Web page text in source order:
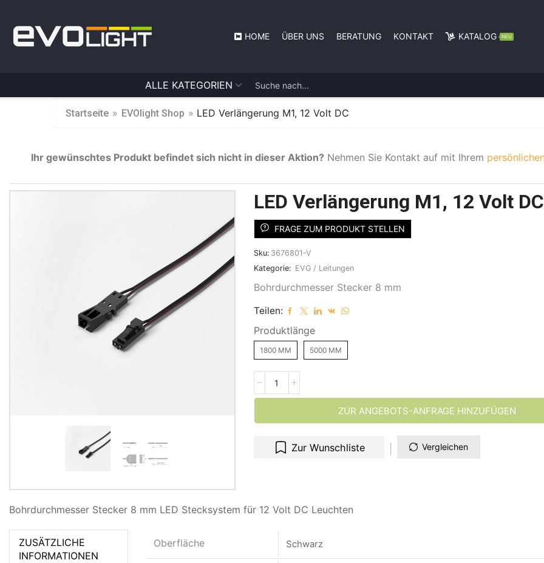
HOME ÜBER UNS BERATUNG KONTAKT KATALOG NEU
ALLE KATEGORIEN
Startseite » EVOlight Shop » LED Verlängerung M1, 12 Volt DC
Ihr gewünschtes Produkt befindet sich nicht in dieser Aktion?Nehmen Sie Kontakt auf mit Ihrem
LED Verlängerung M1, 12 Volt DC
FRAGE ZUM PRODUKT STELLEN
Sku: 3676801-V
Kategorie: EVG / Leitungen
Bohrdurchmesser Stecker 8 mm
Teilen:
Produktlänge
1800 MM 5000 MM
ZUR ANGEBOTS-ANFRAGE HINZUFÜGEN
Zur Wunschliste Vergleichen
Bohrdurchmesser Stecker 8 mm LED Stecksystem für 12 Volt DC Leuchten
ZUSÄTZLICHE
INFORMATIONEN
Oberfläche Schwarz